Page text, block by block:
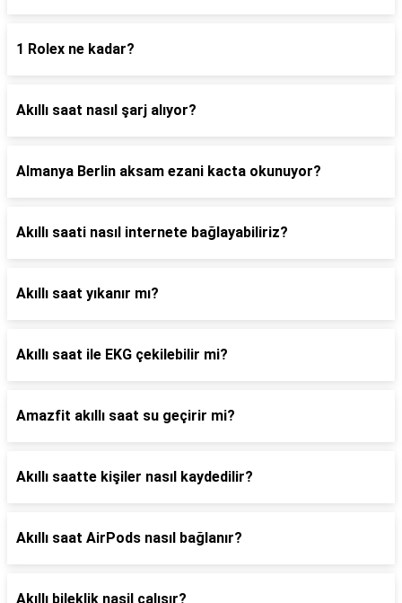
1 Rolex ne kadar?
Akıllı saat nasıl şarj alıyor?
Almanya Berlin aksam ezani kacta okunuyor?
Akıllı saati nasıl internete bağlayabiliriz?
Akıllı saat yıkanır mı?
Akıllı saat ile EKG çekilebilir mi?
Amazfit akıllı saat su geçirir mi?
Akıllı saatte kişiler nasıl kaydedilir?
Akıllı saat AirPods nasıl bağlanır?
Akıllı bileklik nasil çalışır?